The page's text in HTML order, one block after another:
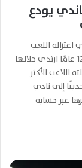
يودع
اللعب
الدولي مع منتخب الجزائر، لينهي رحلة استمرت قرابة 12 عامًا ارتدى خلالها
اللاعب الأكثر
إلى نادي
عبر حسابه